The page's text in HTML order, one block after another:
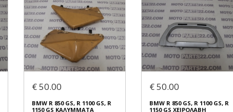
€ 50.00
BMW R 850 GS, R 1100 GS, R
1150 GS ΚΑΛΥΜΜΑΤΑ
€ 50.00
BMW R 850 GS, R 1100 GS, R
1150 GS ΧΕΙΡΟΛΑΒΗ